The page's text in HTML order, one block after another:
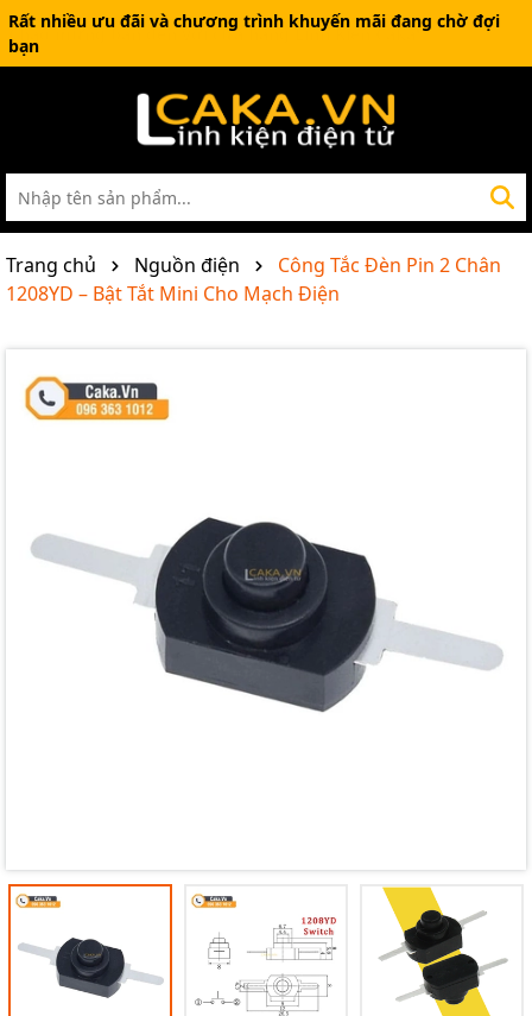
Rất nhiều ưu đãi và chương trình khuyến mãi đang chờ đợi
bạn
Trang chủ Nguồn điện
Công Tắc Đèn Pin 2 Chân
1208YD – Bật Tắt Mini Cho Mạch Điện